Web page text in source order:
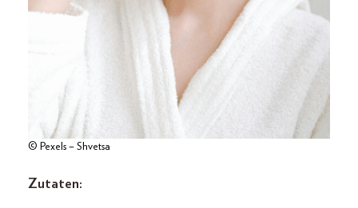
© Pexels – Shvetsa
Zutaten: